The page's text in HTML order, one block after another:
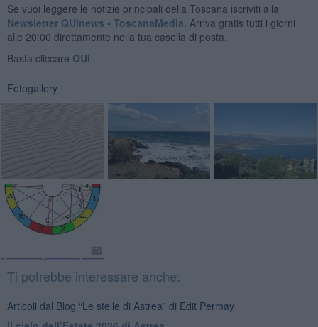
Se vuoi leggere le notizie principali della Toscana iscriviti alla
Newsletter QUInews - ToscanaMedia. Arriva gratis tutti i giorni
alle 20:00 direttamente nella tua casella di posta.
Basta cliccare QUI
Fotogallery
Ti potrebbe interessare anche:
Articoli dal Blog “Le stelle di Astrea” di Edit Permay